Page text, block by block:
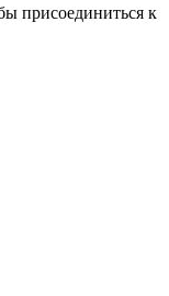
присоединиться к